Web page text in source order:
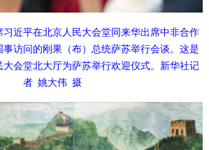
习近平在北京人民大会堂同来华出席中非合作
访问的刚果（布）总统萨苏举行会谈。这是
会堂北大厅为萨苏举行欢迎仪式。新华社记
者 姚大伟 摄